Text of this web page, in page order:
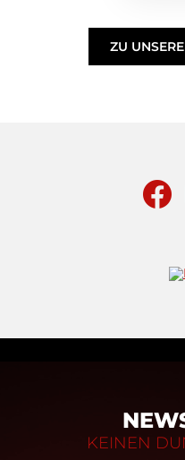
ZU
KEINEN